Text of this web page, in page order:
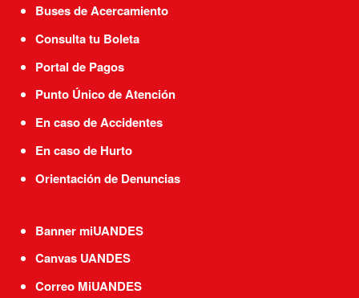
Buses de Acercamiento
Consulta tu Boleta
Portal de Pagos
Punto Único de Atención
En caso de Accidentes
En caso de Hurto
Orientación de Denuncias
Banner miUANDES
Canvas UANDES
Correo MiUANDES